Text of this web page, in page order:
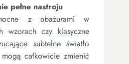
pełne nastroju
z abażurami w
wzorach czy klasyczne
subtelne światło
całkowicie zmienić